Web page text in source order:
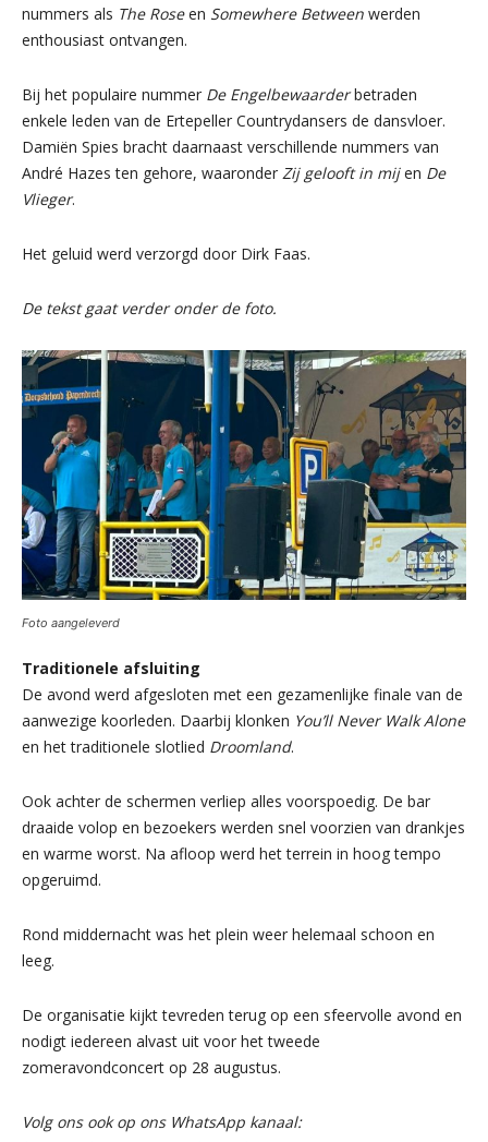
nummers als The Roseen Somewhere Between werden
enthousiast ontvangen.
Bij het populaire nummer De Engelbewaarderbetraden
enkele leden van de Ertepeller Countrydansers de dansvloer.
Damiën Spies bracht daarnaast verschillende nummers van
André Hazes ten gehore, waaronder Zij gelooft in mijen De
Vlieger.
Het geluid werd verzorgd door Dirk Faas.
De tekst gaat verder onder de foto.
Foto aangeleverd
Traditionele afsluiting
De avond werd afgesloten met een gezamenlijke finale van de
aanwezige koorleden. Daarbij klonken You’ll Never Walk Alone
en het traditionele slotlied Droomland.
Ook achter de schermen verliep alles voorspoedig. De bar
draaide volop en bezoekers werden snel voorzien van drankjes
en warme worst. Na afloop werd het terrein in hoog tempo
opgeruimd.
Rond middernacht was het plein weer helemaal schoon en
leeg.
De organisatie kijkt tevreden terug op een sfeervolle avond en
nodigt iedereen alvast uit voor het tweede
zomeravondconcert op 28 augustus.
Volg ons ook op ons WhatsApp kanaal: